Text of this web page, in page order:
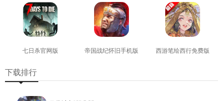
七日杀官网版 帝国战纪怀旧手机版 西游笔绘西行免费版
下载排行